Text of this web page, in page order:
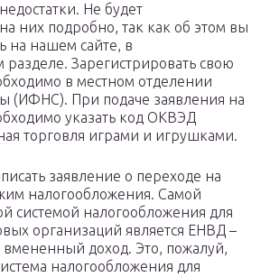
Не будет
них подробно, так как об этом вы
на нашем сайте, в
разделе. Зарегистрировать свою
в местном отделении
(ИФНС). При подаче заявления на
указать код ОКВЭД
торговля играми и игрушками.
заявление о переходе на
налогообложения. Самой
системой налогообложения для
организаций является ЕНВД –
доход. Это, пожалуй,
налогообложения для